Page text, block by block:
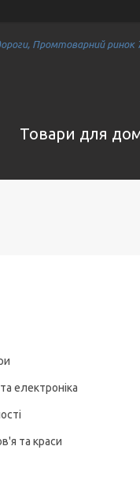
Промтоварний
Товари для
електроніка
та краси